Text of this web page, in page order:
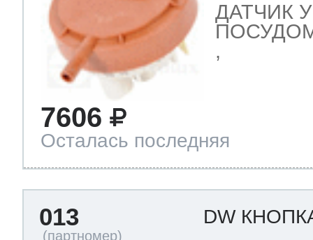
ДАТЧИК
,
7606
Осталась последняя
013 DW